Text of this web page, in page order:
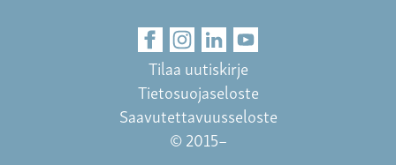
Tilaa uutiskirje
Tietosuojaseloste
Saavutettavuusseloste
© 2015–